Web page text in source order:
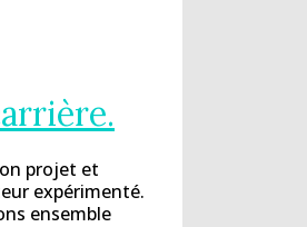
projet et
expérimenté.
ensemble